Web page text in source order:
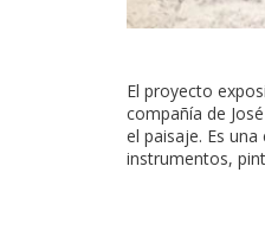
El proyecto
compañía de
el paisaje. Es
instrumentos,